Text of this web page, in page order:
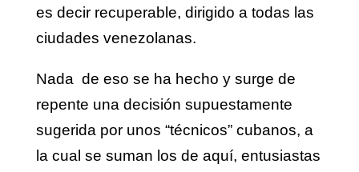
es decir recuperable, dirigido a todas las
ciudades venezolanas.
Nada de eso se ha hecho y surge de
repente una decisión supuestamente
sugerida por unos “técnicos” cubanos, a
la cual se suman los de aquí, entusiastas